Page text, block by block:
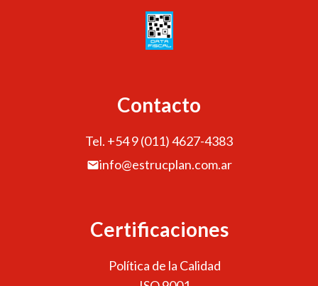
Contacto
Tel. +54 9 (011) 4627-4383
info@estrucplan.com.ar
Certificaciones
Política de la Calidad